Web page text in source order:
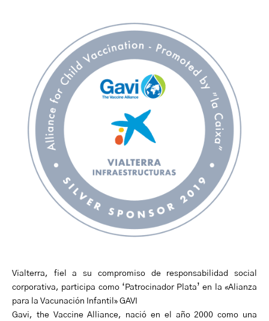
Vialterra, fiel a su compromiso de responsabilidad social
corporativa, participa como ‘Patrocinador Plata’ en la «Alianza
para la Vacunación Infantil» GAVI
Gavi, the Vaccine Alliance, nació en el año 2000 como una